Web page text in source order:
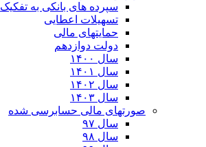
سپرده های بانکی به تفکیک
تسهیلات اعطایی
حمایتهای مالی
دولت دوازدهم
سال ۱۴۰۰
سال ۱۴۰۱
سال ۱۴۰۲
سال ۱۴۰۳
صورتهای مالی حسابرسی شده
سال ۹۷
سال ۹۸